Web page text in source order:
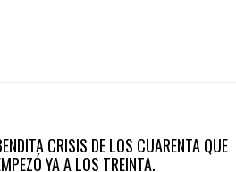
CRISIS DE LOS CUARENTA QUE
YA A LOS TREINTA.